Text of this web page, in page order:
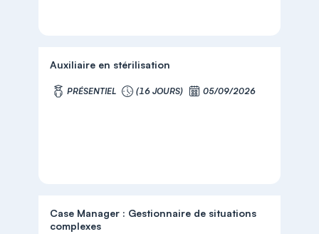
Auxiliaire en stérilisation
PRÉSENTIEL (16 JOURS) 05/09/2026
Case Manager : Gestionnaire de situations
complexes